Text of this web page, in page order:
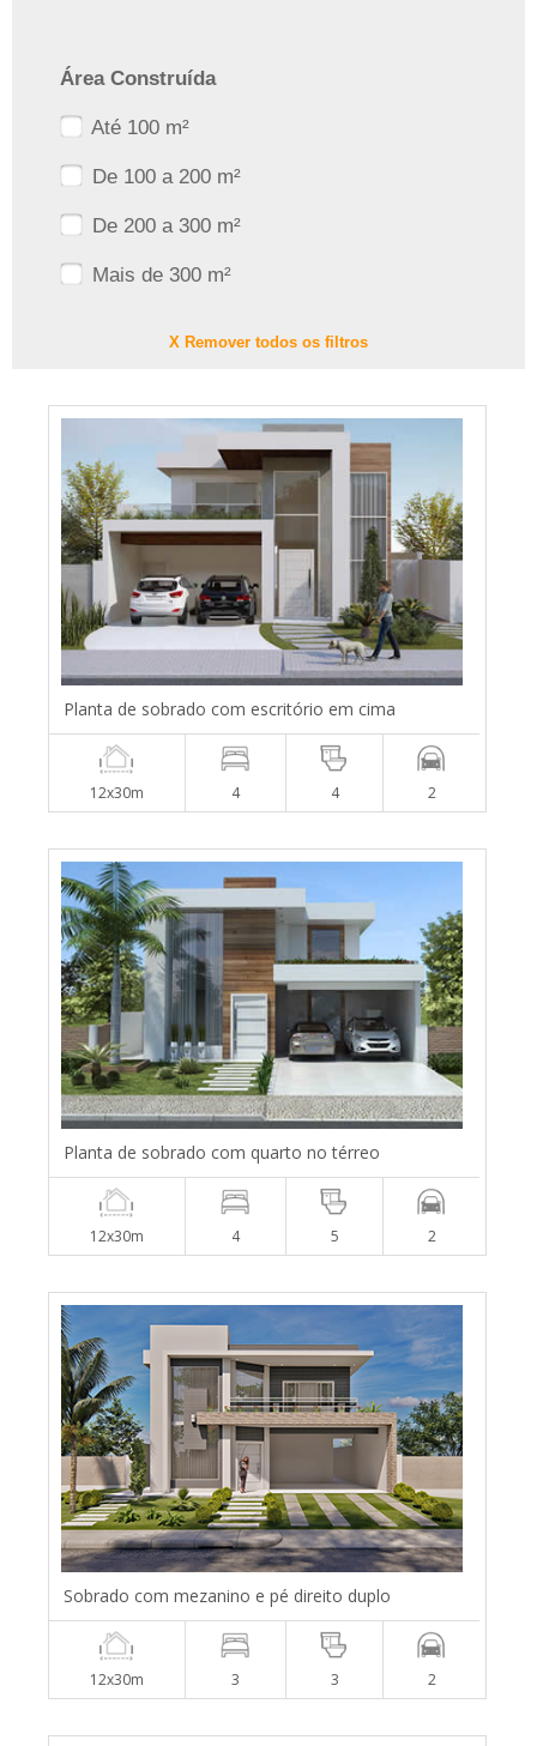
Área Construída
Até 100 m²
De 100 a 200 m²
De 200 a 300 m²
Mais de 300 m²
X Remover todos os filtros
Planta de sobrado com escritório em cima
12x30m 4 4 2
Planta de sobrado com quarto no térreo
12x30m 4 5 2
Sobrado com mezanino e pé direito duplo
12x30m 3 3 2